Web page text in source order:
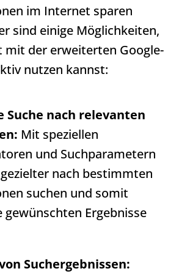
im Internet sparen
sind einige Möglichkeiten,
mit der erweiterten Google-
nutzen kannst:
Suche nach relevanten
Mit speziellen
und Suchparametern
nach bestimmten
suchen und somit
gewünschten Ergebnisse
Suchergebnissen: